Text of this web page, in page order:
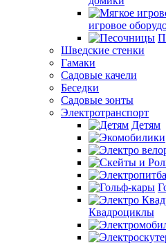
игровое
Шведские стенки
Гамаки
Садовые качели
Беседки
Садовые зонты
Электротранспорт
Детям
Квадроциклы